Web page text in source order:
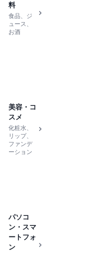
料
食品、ジ
ュース、
お酒
美容・コ
スメ
化粧水、
リップ、
ファンデ
ーション
パソコ
ン・スマ
ートフォ
ン